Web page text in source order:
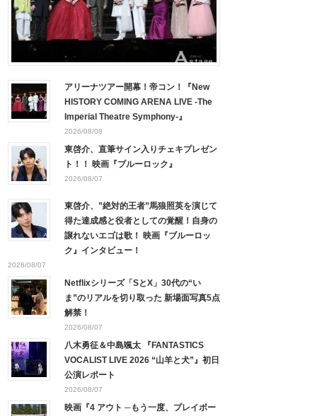
アリーナツアー開幕！帝コン！『New
HISTORY COMING ARENA LIVE -The
Imperial Theatre Symphony-』
2026/08/08
東啓介、直筆サイン入りチェキプレゼン
ト！！ 映画『ブルーロック』
2026/08/07
東啓介、”絶対的王者”馬狼照英を演じて
得た達成感と役者としての覚醒！自身の
譲れないエゴは歌！ 映画『ブルーロッ
ク』インタビュー！
2026/08/07
Netflixシリーズ「SとX」30代の“い
ま”のリアルを切り取った 新場面写真5点
解禁！
2026/08/07
八木勇征＆中島颯太 『FANTASTICS
VOCALIST LIVE 2026 “山羊と犬”』初日
公演レポート
2026/08/07
映画『4 アウト ─もう一度、プレイボー